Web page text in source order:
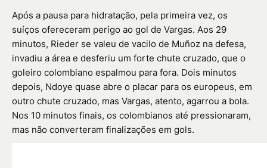
Após a pausa para hidratação, pela primeira vez, os
suíços ofereceram perigo ao gol de Vargas. Aos 29
minutos, Rieder se valeu de vacilo de Muñoz na defesa,
invadiu a área e desferiu um forte chute cruzado, que o
goleiro colombiano espalmou para fora. Dois minutos
depois, Ndoye quase abre o placar para os europeus, em
outro chute cruzado, mas Vargas, atento, agarrou a bola.
Nos 10 minutos finais, os colombianos até pressionaram,
mas não converteram finalizações em gols.